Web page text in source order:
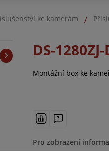
ke kamerám
DS-
Montážní box ke
Pro zobrazení